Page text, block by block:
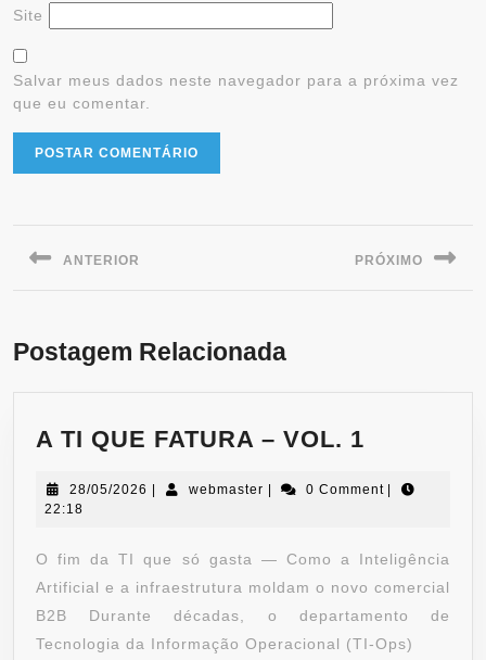
Site
Salvar meus dados neste navegador para a próxima vez
que eu comentar.
ANTERIOR PRÓXIMO
Postagem Relacionada
A TI QUE FATURA – VOL. 1
28/05/2026 webmaster 0 Comment
22:18
O fim da TI que só gasta — Como a Inteligência
Artificial e a infraestrutura moldam o novo comercial
B2B Durante décadas, o departamento de
Tecnologia da Informação Operacional (TI-Ops)